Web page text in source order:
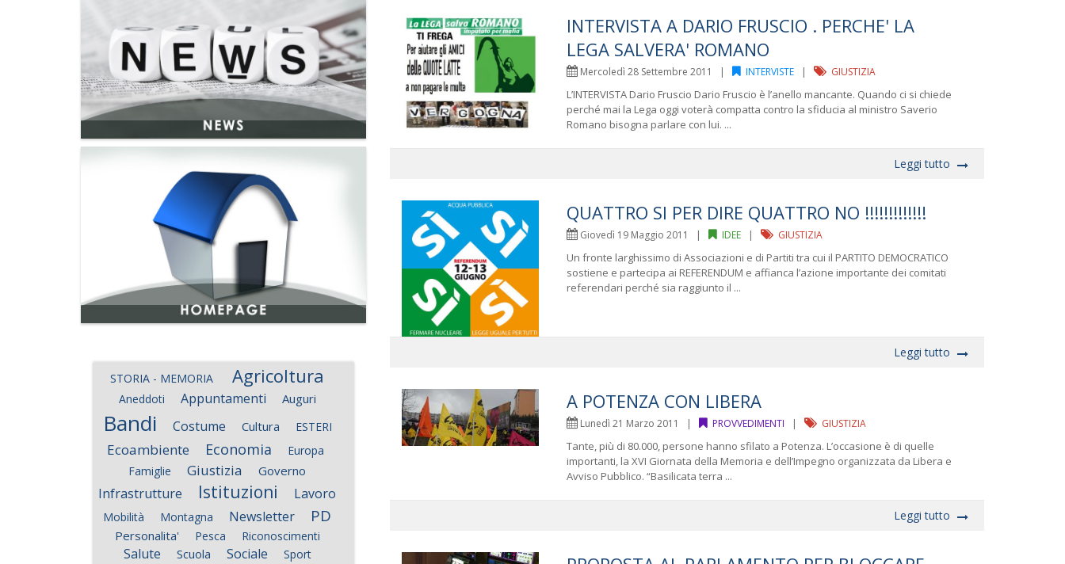
STORIA - MEMORIA Agricoltura
Aneddoti Appuntamenti Auguri
Bandi Costume Cultura ESTERI
Ecoambiente Economia
Europa
Famiglie
Giustizia Governo
Infrastrutture Istituzioni Lavoro
Mobilità Montagna Newsletter PD
Personalita' Pesca Riconoscimenti
Salute Scuola Sociale Sport
INTERVISTA A DARIO FRUSCIO . PERCHE' LA
LEGA SALVERA' ROMANO
Mercoledì 28 Settembre 2011 | INTERVISTE | GIUSTIZIA
L’INTERVISTA Dario Fruscio Dario Fruscio è l’anello mancante. Quando ci si chiede
perché mai la Lega oggi voterà compatta contro la sfiducia al ministro Saverio
Romano bisogna parlare con lui. ...
Leggi tutto
QUATTRO SI PER DIRE QUATTRO NO !!!!!!!!!!!!!
Giovedì 19 Maggio 2011 | IDEE | GIUSTIZIA
Un fronte larghissimo di Associazioni e di Partiti tra cui il PARTITO DEMOCRATICO
sostiene e partecipa ai REFERENDUM e affianca l’azione importante dei comitati
referendari perché sia raggiunto il ...
Leggi tutto
A POTENZA CON LIBERA
Lunedì 21 Marzo 2011 | PROVVEDIMENTI | GIUSTIZIA
Tante, più di 80.000, persone hanno sfilato a Potenza. L’occasione è di quelle
importanti, la XVI Giornata della Memoria e dell’Impegno organizzata da Libera e
Avviso Pubblico. “Basilicata terra ...
Leggi tutto